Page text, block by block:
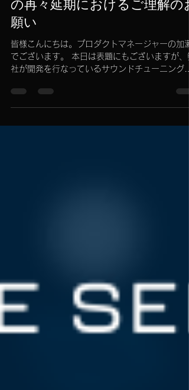
の再々延期におけるご理解のお
願い
皆様こんにちは。プロダクトマネージャーの加瀬
でございます。 本日は表題にもございますが、
社が開発を行なっているサウンドチューニングア
させて頂きます。 当初、2022年8月中にiOSお
びAndroid版のリリースを予...